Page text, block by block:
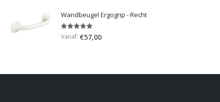
Wandbeugel Ergogrip - Recht
5.00out of 5
Vanaf: €57,00